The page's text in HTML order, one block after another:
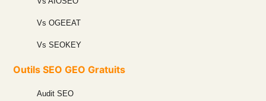
Vs OGEEAT
Vs SEOKEY
Outils SEO GEO Gratuits
Audit SEO